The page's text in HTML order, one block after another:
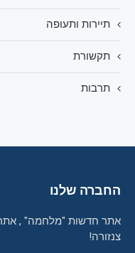
תיירות ותעופה
תקשורת
תרבות
החברה שלנו
אתר חדשות "מלחמה" ,
צנזורה!